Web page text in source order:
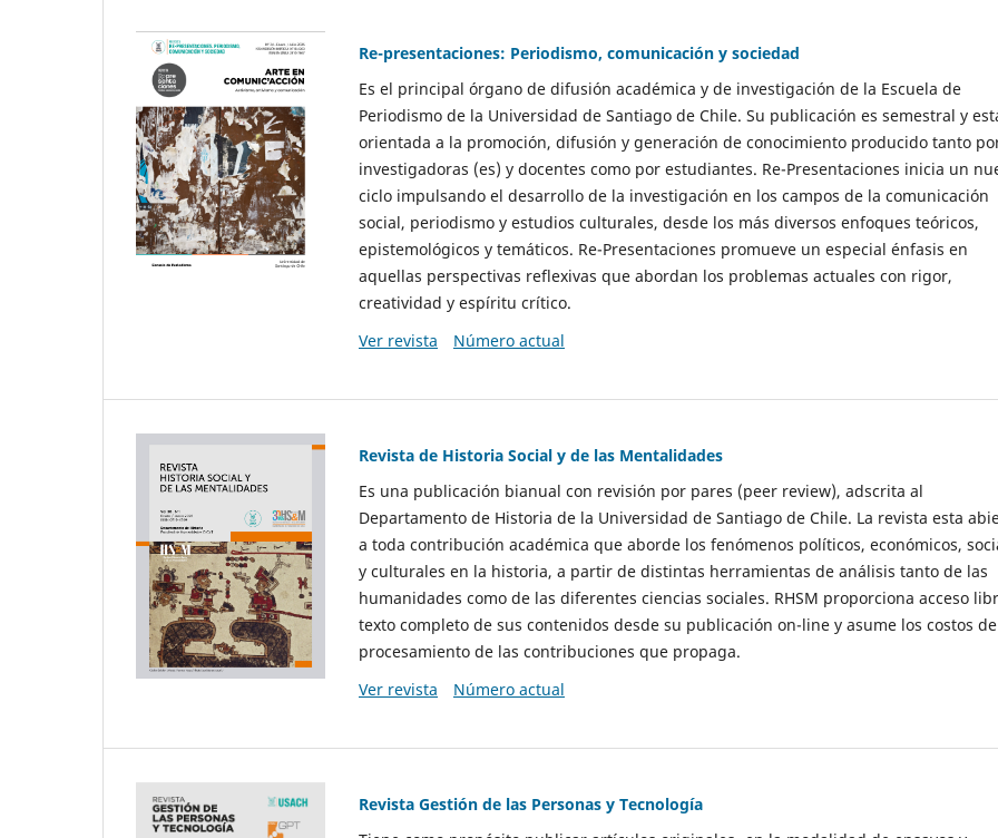
Re-presentaciones: Periodismo, comunicación y sociedad
Es el principal órgano de difusión académica y de investigación de la Escuela de
Periodismo de la Universidad de Santiago de Chile. Su publicación es semestral y
orientada a la promoción, difusión y generación de conocimiento producido tanto
investigadoras (es) y docentes como por estudiantes. Re-Presentaciones inicia un
ciclo impulsando el desarrollo de la investigación en los campos de la comunicación
social, periodismo y estudios culturales, desde los más diversos enfoques teóricos,
epistemológicos y temáticos. Re-Presentaciones promueve un especial énfasis en
aquellas perspectivas reflexivas que abordan los problemas actuales con rigor,
creatividad y espíritu crítico.
Ver revista
Número actual
Revista de Historia Social y de las Mentalidades
Es una publicación bianual con revisión por pares (peer review), adscrita al
Departamento de Historia de la Universidad de Santiago de Chile. La revista esta
a toda contribución académica que aborde los fenómenos políticos, económicos,
y culturales en la historia, a partir de distintas herramientas de análisis tanto de las
humanidades como de las diferentes ciencias sociales. RHSM proporciona acceso
texto completo de sus contenidos desde su publicación on-line y asume los costos de
procesamiento de las contribuciones que propaga.
Ver revista
Número actual
Revista Gestión de las Personas y Tecnología